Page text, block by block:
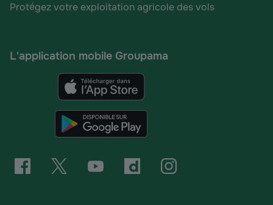
Protégez votre exploitation agricole des vols
L'application mobile Groupama